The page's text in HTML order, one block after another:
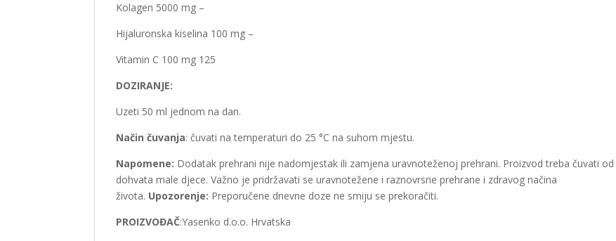
Kolagen 5000 mg –
Hijaluronska kiselina 100 mg –
Vitamin C 100 mg 125
DOZIRANJE:
Uzeti 50 ml jednom na dan.
Način čuvanja: čuvati na temperaturi do 25 °C na suhom mjestu.
Napomene: Dodatak prehrani nije nadomjestak ili zamjena uravnoteženoj prehrani. Proizvod treba čuvati od
dohvata male djece. Važno je pridržavati se uravnotežene i raznovrsne prehrane i zdravog načina
života. Upozorenje: Preporučene dnevne doze ne smiju se prekoračiti.
PROIZVOĐAČ:Yasenko d.o.o. Hrvatska